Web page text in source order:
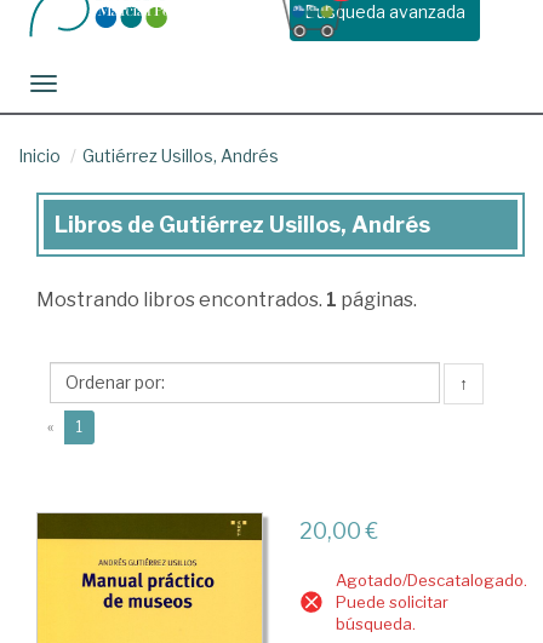
Busqueda avanzada
Toggle navigation
Inicio Gutiérrez Usillos, Andrés
Libros
Gutiérrez
Andrés
Libros de Gutiérrez Usillos, Andrés
Mostrando libros encontrados. 1 páginas.
↑
« 1
20,00 €
Agotado/Descatalogado.
Puede solicitar
búsqueda.